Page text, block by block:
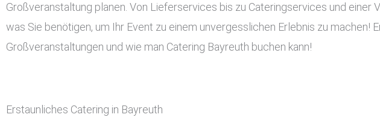
Großveranstaltung planen. Von Lieferservices bis zu Cateringservices und einer
was Sie benötigen, um Ihr Event zu einem unvergesslichen Erlebnis zu machen!
Großveranstaltungen und wie man Catering Bayreuth buchen kann!
Erstaunliches Catering in Bayreuth